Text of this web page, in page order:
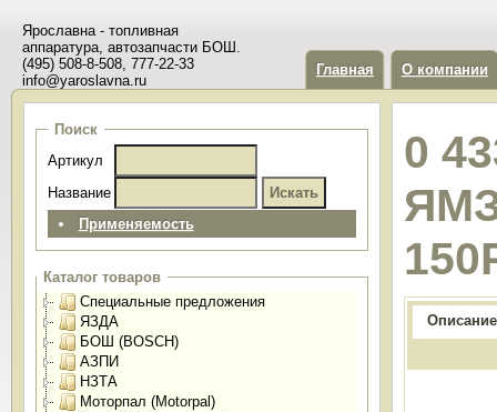
Ярославна - топливная
аппаратура, автозапчасти БОШ.
(495) 508-8-508, 777-22-33
info@yaroslavna.ru
Главная О компании
Поиск
Артикул
Название
Применяемость
Каталог товаров
Специальные предложения
ЯЗДА
БОШ (BOSCH)
АЗПИ
НЗТА
Моторпал (Motorpal)
0
Описание